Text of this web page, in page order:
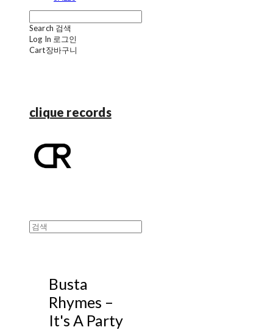
Search 검색
Log In 로그인
Cart장바구니
clique records
Busta
Rhymes –
It's A Party